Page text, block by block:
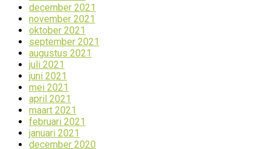
december 2021
november 2021
oktober 2021
september 2021
augustus 2021
juli 2021
juni 2021
mei 2021
april 2021
maart 2021
februari 2021
januari 2021
december 2020